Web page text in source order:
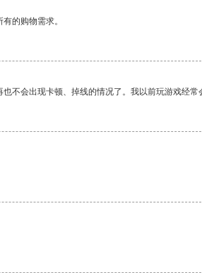
的购物需求。
不会出现卡顿、掉线的情况了。我以前玩游戏经常